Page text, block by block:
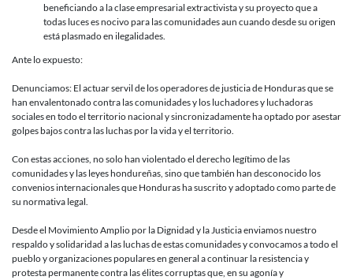
beneficiando a la clase empresarial extractivista y su proyecto que a
todas luces es nocivo para las comunidades aun cuando desde su origen
está plasmado en ilegalidades.
Ante lo expuesto:
Denunciamos: El actuar servil de los operadores de justicia de Honduras que se
han envalentonado contra las comunidades y los luchadores y luchadoras
sociales en todo el territorio nacional y sincronizadamente ha optado por asestar
golpes bajos contra las luchas por la vida y el territorio.
Con estas acciones, no solo han violentado el derecho legítimo de las
comunidades y las leyes hondureñas, sino que también han desconocido los
convenios internacionales que Honduras ha suscrito y adoptado como parte de
su normativa legal.
Desde el Movimiento Amplio por la Dignidad y la Justicia enviamos nuestro
respaldo y solidaridad a las luchas de estas comunidades y convocamos a todo el
pueblo y organizaciones populares en general a continuar la resistencia y
protesta permanente contra las élites corruptas que, en su agonía y